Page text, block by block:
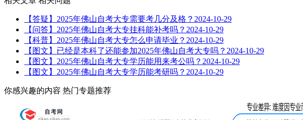
【答疑】2025年佛山自考大专需要考几分及格？ 2024-10-29
【问答】2025年佛山自考大专挂科能补考吗？ 2024-10-29
【科普】2025年佛山自考大专怎么申请毕业？ 2024-10-29
【图文】已经是本科了还能参加2025年佛山自考大专吗？ 2024-10-29
【图文】2025年佛山自考大专学历能用来考公吗？ 2024-10-29
【图文】2025年佛山自考大专学历能考研吗？ 2024-10-29
你感兴趣的内容 热门专题推荐